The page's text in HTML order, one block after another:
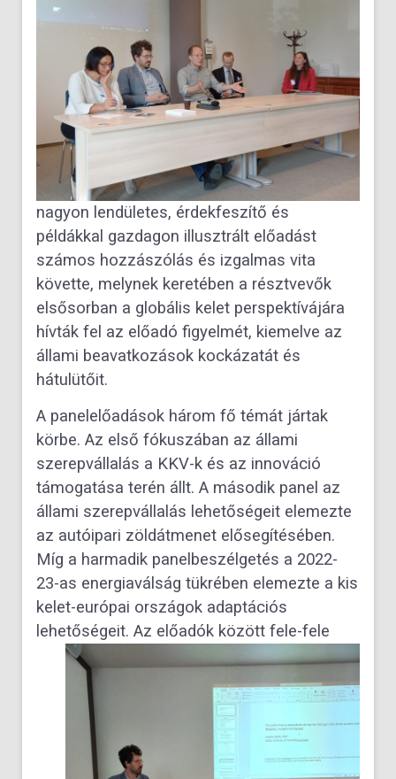
nagyon lendületes, érdekfeszítő és
példákkal gazdagon illusztrált előadást
számos hozzászólás és izgalmas vita
követte, melynek keretében a résztvevők
elsősorban a globális kelet perspektívájára
hívták fel az előadó figyelmét, kiemelve az
állami beavatkozások kockázatát és
hátulütőit.
A panelelőadások három fő témát jártak
körbe. Az első fókuszában az állami
szerepvállalás a KKV-k és az innováció
támogatása terén állt. A második panel az
állami szerepvállalás lehetőségeit elemezte
az autóipari zöldátmenet elősegítésében.
Míg a harmadik panelbeszélgetés a 2022-
23-as energiaválság tükrében elemezte a kis
kelet-európai országok adaptációs
lehetőségeit. Az előadók között fele-fele